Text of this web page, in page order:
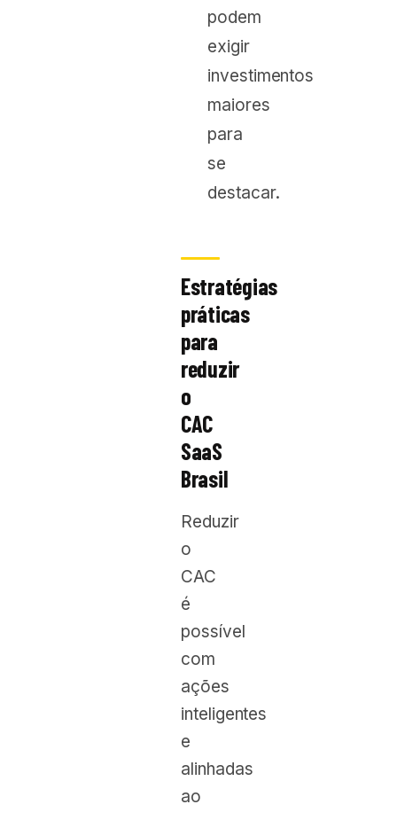
podem
exigir
investimentos
maiores
para
se
destacar.
Estratégias
práticas
para
reduzir
o
CAC
SaaS
Brasil
Reduzir
o
CAC
é
possível
com
ações
inteligentes
e
alinhadas
ao